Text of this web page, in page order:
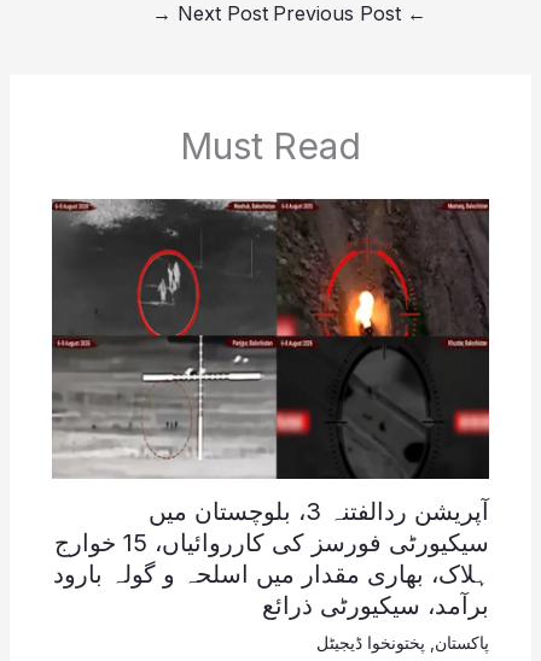
←
Next Post
→
Must Read
آپریشن ردالفتنہ 3، بلوچستان میں
سیکیورٹی فورسز کی کارروائیاں، 15 خوارج
ہلاک، بھاری مقدار میں اسلحہ و گولہ بارود
برآمد، سیکیورٹی ذرائع
پاکستان پختونخوا ڈیجیٹل